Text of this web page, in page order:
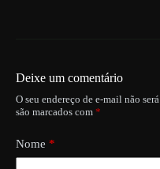
Deixe um comentário
O seu endereço de e-mail não
são marcados com *
Nome *